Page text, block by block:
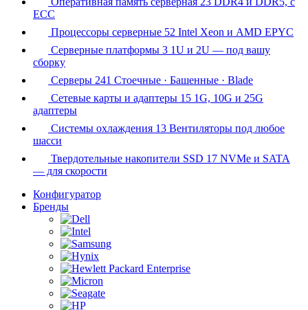
ECC
Процессоры серверные 52 Intel Xeon и AMD EPYC
Серверные платформы 3 1U и 2U — под вашу
сборку
Серверы 241 Стоечные · Башенные · Blade
Сетевые карты и адаптеры 15 1G, 10G и 25G
адаптеры
Системы охлаждения 13 Вентиляторы под любое
шасси
Твердотельные накопители SSD 17 NVMe и SATA
— для скорости
Конфигуратор
Бренды